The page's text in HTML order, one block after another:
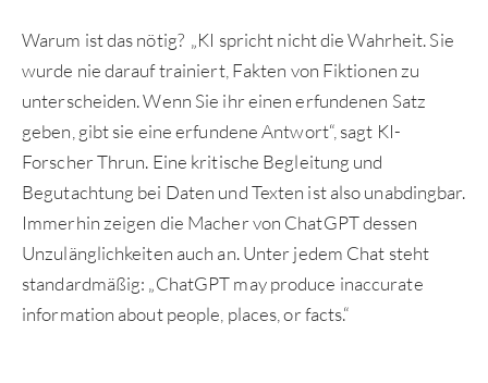
Warum ist das nötig? „KI spricht nicht die Wahrheit. Sie
wurde nie darauf trainiert, Fakten von Fiktionen zu
unterscheiden. Wenn Sie ihr einen erfundenen Satz
geben, gibt sie eine erfundene Antwort“, sagt KI-
Forscher Thrun. Eine kritische Begleitung und
Begutachtung bei Daten und Texten ist also unabdingbar.
Immerhin zeigen die Macher von ChatGPT dessen
Unzulänglichkeiten auch an. Unter jedem Chat steht
standardmäßig: „ChatGPT may produce inaccurate
information about people, places, or facts.“